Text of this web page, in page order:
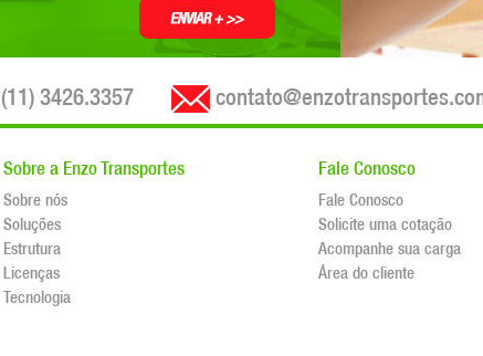
(11) 3426.3357
Sobre a Enzo Transportes
Sobre nós
Soluções
Estrutura
Licenças
Tecnologia
Fale Conosco
Fale Conosco
Solicite uma cotação
Acompanhe sua carga
Área do cliente